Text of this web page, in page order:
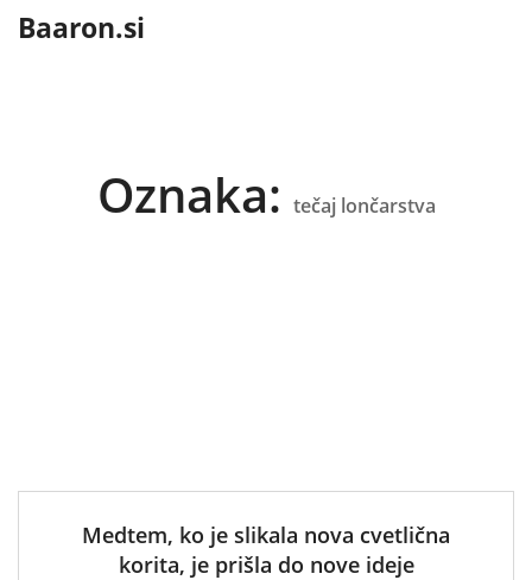
Baaron.si
Oznaka: tečaj lončarstva
Medtem, ko je slikala nova cvetlična
korita, je prišla do nove ideje